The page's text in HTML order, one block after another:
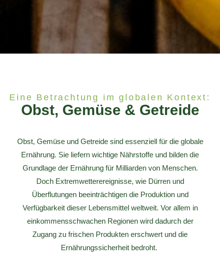
Eine Betrachtung im globalen Kontext:
Obst, Gemüse & Getreide
Obst, Gemüse und Getreide sind essenziell für die globale
Ernährung. Sie liefern wichtige Nährstoffe und bilden die
Grundlage der Ernährung für Milliarden von Menschen.
Doch Extremwetterereignisse, wie Dürren und
Überflutungen beeinträchtigen die Produktion und
Verfügbarkeit dieser Lebensmittel weltweit. Vor allem in
einkommensschwachen Regionen wird dadurch der
Zugang zu frischen Produkten erschwert und die
Ernährungssicherheit bedroht.